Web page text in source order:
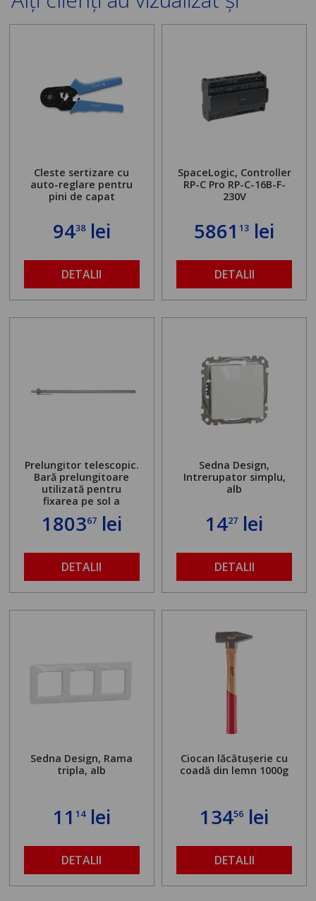
Cleste sertizare cu
auto-reglare pentru
pini de capat
9438lei
DETALII
SpaceLogic, Controller
RP-C Pro RP-C-16B-F-
230V
586113 lei
DETALII
Prelungitor telescopic.
Bară prelungitoare
utilizată pentru
fixarea pe sol a
standului mașinii de
găurit în locul
maximă admisă de 500
kg și înălțime reglabilă
de la 1,8 la 2,9 m
180367lei
DETALII
Sedna Design,
Intrerupator simplu,
alb
1427 lei
DETALII
Sedna Design, Rama
tripla, alb
11 14lei
DETALII
Ciocan lăcătușerie cu
coadă din lemn 1000g
13456 lei
DETALII